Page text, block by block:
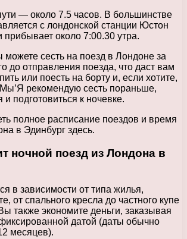
— около 7.5 часов. В большинстве
с лондонской станции Юстон
прибывает около 7:00.30 утра.
сесть на поезд в Лондоне за
до отправления поезда, что даст вам
или поесть на борту и, если хотите,
рекомендую сесть пораньше,
и подготовиться к ночевке.
полное расписание поездов и время
в Эдинбург здесь.
ночной поезд из Лондона в
в зависимости от типа жилья,
от спального кресла до частного купе
также экономите деньги, заказывая
датой (даты обычно
месяцев).